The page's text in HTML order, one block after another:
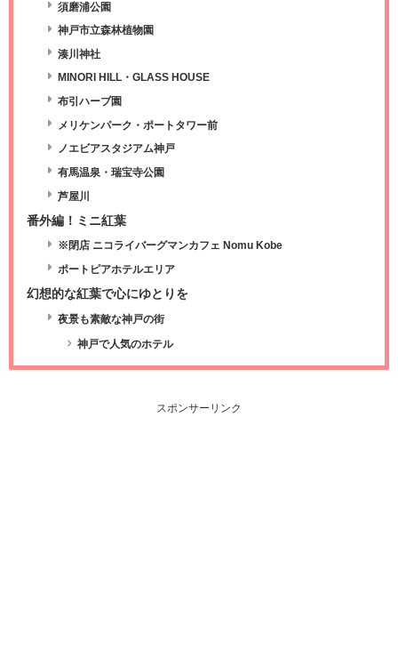
須磨浦公園
神戸市立森林植物園
湊川神社
MINORI HILL・GLASS HOUSE
布引ハーブ園
メリケンパーク・ポートタワー前
ノエビアスタジアム神戸
有馬温泉・瑞宝寺公園
芦屋川
番外編！ミニ紅葉
※閉店 ニコライバーグマンカフェ Nomu Kobe
ポートピアホテルエリア
幻想的な紅葉で心にゆとりを
夜景も素敵な神戸の街
神戸で人気のホテル
スポンサーリンク